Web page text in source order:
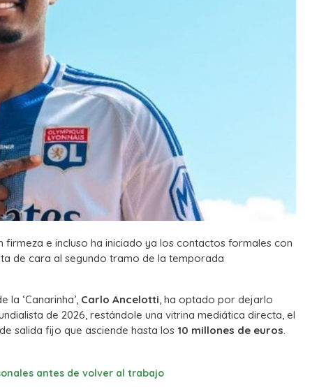
firmeza e incluso ha iniciado ya los contactos formales con
de cara al segundo tramo de la temporada
la ‘Canarinha’, Carlo Ancelotti, ha optado por dejarlo
de 2026, restándole una vitrina mediática directa, el
salida fijo que asciende hasta los 10 millones de euros.
antes de volver al trabajo